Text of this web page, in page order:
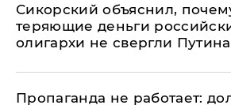
Сикорский объяснил,
теряющие деньги
олигархи не свергли Путина
​Пропаганда не работает: